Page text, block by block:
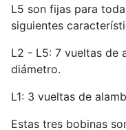
L5 son fijas para
siguientes
L2 - L5: 7 vueltas de
diámetro.
L1: 3 vueltas de
Estas tres bobinas